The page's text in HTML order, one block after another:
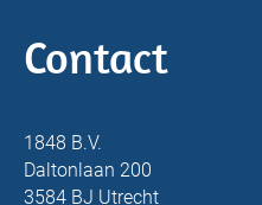
Contact
1848 B.V.
Daltonlaan 200
3584 BJ Utrecht